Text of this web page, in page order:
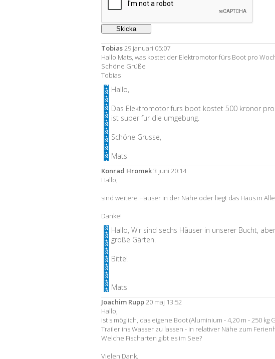
Tobias29 januari 05:07
Hallo Mats, was kostet der Elektromotor fürs Boot pro
Schöne Grüße
Tobias
Hallo,
Das Elektromotor furs boot kostet 500 kronor
ist super fur die umgebung.
Schöne Grusse,
Mats
Konrad Hromek3 juni 20:14
Hallo,
sind weitere Häuser in der Nähe oder liegt das Haus in
Danke!
Hallo, Wir sind sechs Häuser in unserer Bucht,
große Gärten.
Bitte!
Mats
Joachim Rupp20 maj 13:52
Hallo,
ist s möglich, das eigene Boot (Aluminium - 4,20 m - 250 kg
Trailer ins Wasser zu lassen - in relativer Nähe zum
Welche Fischarten gibt es im See?
Vielen Dank.